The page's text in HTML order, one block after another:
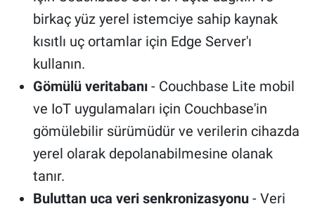
birkaç yüz yerel istemciye sahip kaynak
kısıtlı uç ortamlar için Edge Server'ı
kullanın.
Gömülü veritabanı - Couchbase Lite mobil
ve IoT uygulamaları için Couchbase'in
gömülebilir sürümüdür ve verilerin cihazda
yerel olarak depolanabilmesine olanak
tanır.
Buluttan uca veri senkronizasyonu - Veri